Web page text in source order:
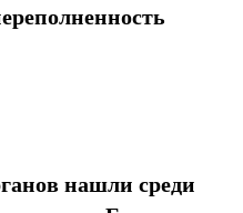
нашли среди